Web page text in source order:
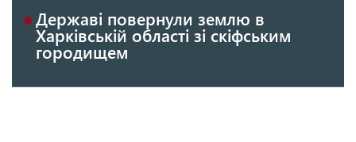
Державі повернули землю в
Харківській області зі скіфським
городищем